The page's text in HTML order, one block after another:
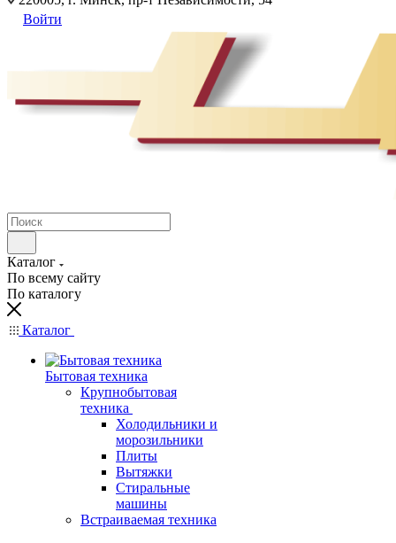
Войти
Каталог
По всему сайту
По каталогу
Каталог
Бытовая техника
Крупнобытовая
техника
Холодильники и
морозильники
Плиты
Вытяжки
Стиральные
машины
Встраиваемая техника